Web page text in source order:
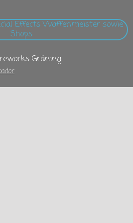
Effects Waffenmeister sowie
Shops
Gräning